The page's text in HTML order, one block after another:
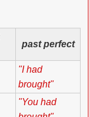
past perfect
"I had
brought"
"You had